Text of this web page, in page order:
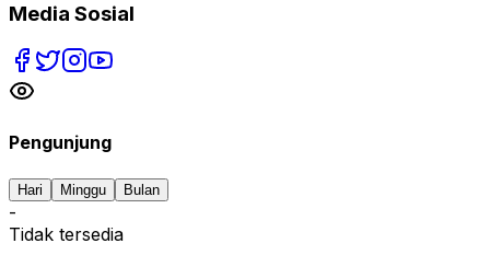
Media Sosial
Pengunjung
Hari Minggu Bulan
-
Tidak tersedia